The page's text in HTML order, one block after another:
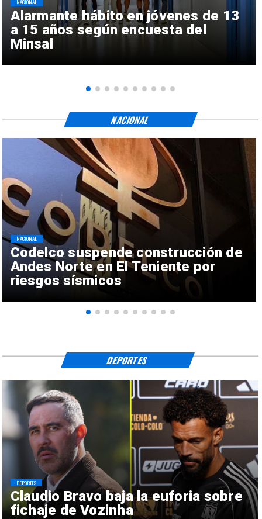
Alarmante hábito en jóvenes de 13
a 15 años según encuesta del
Minsal
NACIONAL
Codelco suspende construcción de
Andes Norte en El Teniente por
riesgos sísmicos
NACIONAL
NACIONAL
Claudio Bravo baja la euforia sobre
fichaje de Vozinha
DEPORTES
DEPORTES